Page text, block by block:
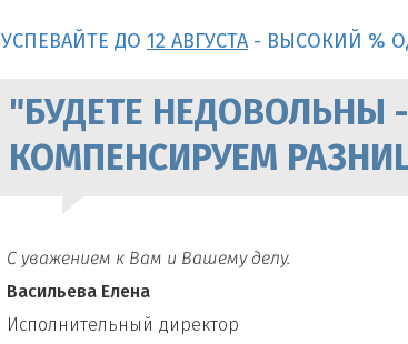
УСПЕВАЙТЕ ДО 12 АВГУСТА - ВЫСОКИЙ %
"БУДЕТЕ НЕДОВОЛЬНЫ
КОМПЕНСИРУЕМ
С уважением к Вам и Вашему делу.
Васильева Елена
И сполнительный директор